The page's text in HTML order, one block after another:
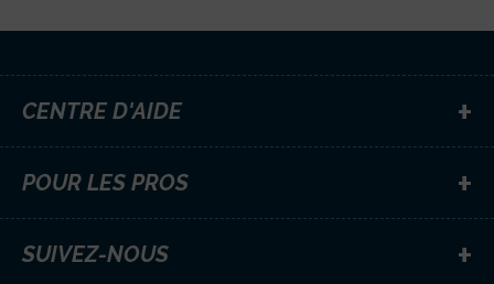
CENTRE D'AIDE
POUR LES PROS
SUIVEZ-NOUS